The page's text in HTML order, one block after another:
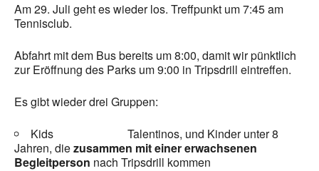
Am 29. Juli geht es wieder los. Treffpunkt um 7:45 am
Tennisclub.
Abfahrt mit dem Bus bereits um 8:00, damit wir pünktlich
zur Eröffnung des Parks um 9:00 in Tripsdrill eintreffen.
Es gibt wieder drei Gruppen:
Kids Talentinos, und Kinder unter 8
Jahren, diezusammen mit einer erwachsenen
Begleitperson nach Tripsdrill kommen